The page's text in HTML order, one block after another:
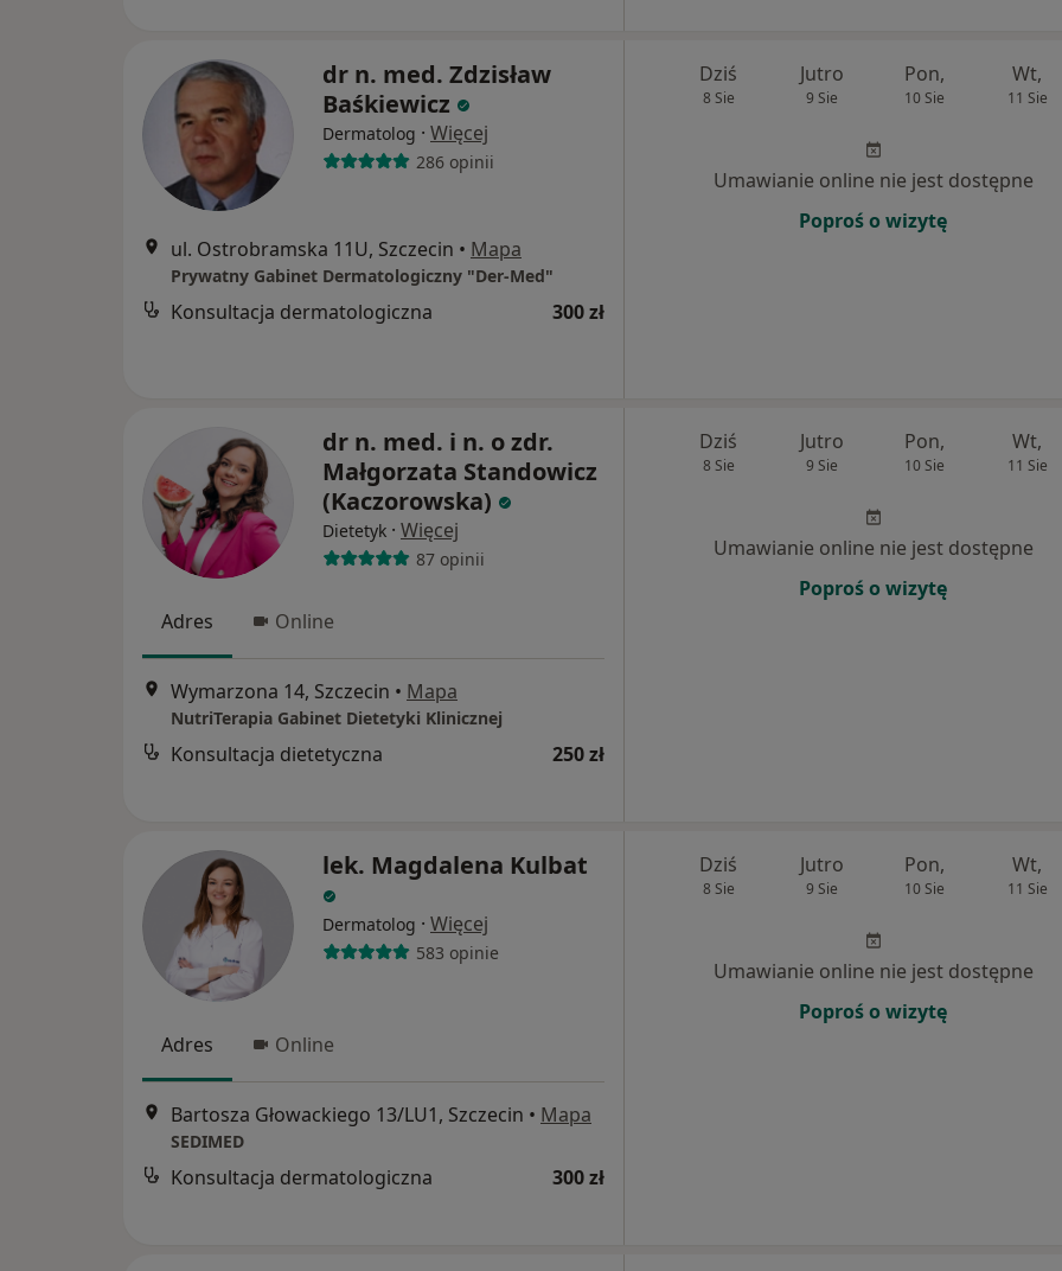
dr n. med. Zdzisław
Baśkiewicz
Dermatolog · Więcej
286 opinii
ul. Ostrobramska 11U, Szczecin • Mapa
Prywatny Gabinet Dermatologiczny "Der-Med"
Konsultacja dermatologiczna 300 zł
Dziś
8 Sie
Jutro
9 Sie
Pon,
10 Sie
Wt,
11 Sie
Umawianie online nie jest dostępne
Poproś o wizytę
dr n. med. i n. o zdr.
Małgorzata Standowicz
(Kaczorowska)
Dietetyk · Więcej
87 opinii
Adres Online
Wymarzona 14, Szczecin • Mapa
NutriTerapia Gabinet Dietetyki Klinicznej
Konsultacja dietetyczna 250 zł
Dziś
8 Sie
Jutro
9 Sie
Pon,
10 Sie
Wt,
11 Sie
Umawianie online nie jest dostępne
Poproś o wizytę
lek. Magdalena Kulbat
Dermatolog · Więcej
583 opinie
Adres Online
Bartosza Głowackiego 13/LU1, Szczecin • Mapa
SEDIMED
Konsultacja dermatologiczna 300 zł
Dziś
8 Sie
Jutro
9 Sie
Pon,
10 Sie
Wt,
11 Sie
Umawianie online nie jest dostępne
Poproś o wizytę